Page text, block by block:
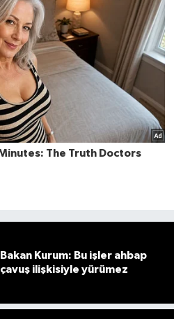
Bakan Kurum: Bu işler ahbap
çavuş ilişkisiyle yürümez